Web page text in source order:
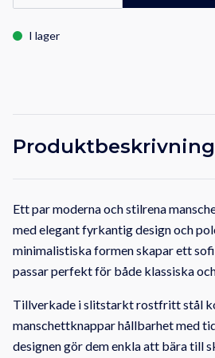
I lager
Produktbeskrivning
Ett par moderna och stilrena
med elegant fyrkantig design och
minimalistiska formen skapar ett
passar perfekt för både klassiska
Tillverkade i slitstarkt rostfritt stål
manschettknappar hållbarhet med
designen gör dem enkla att bära till